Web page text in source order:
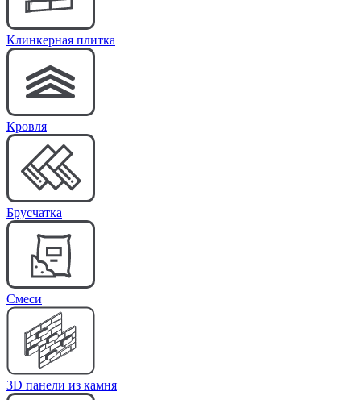
Клинкерная плитка
Кровля
Брусчатка
Cмеси
3D панели из камня